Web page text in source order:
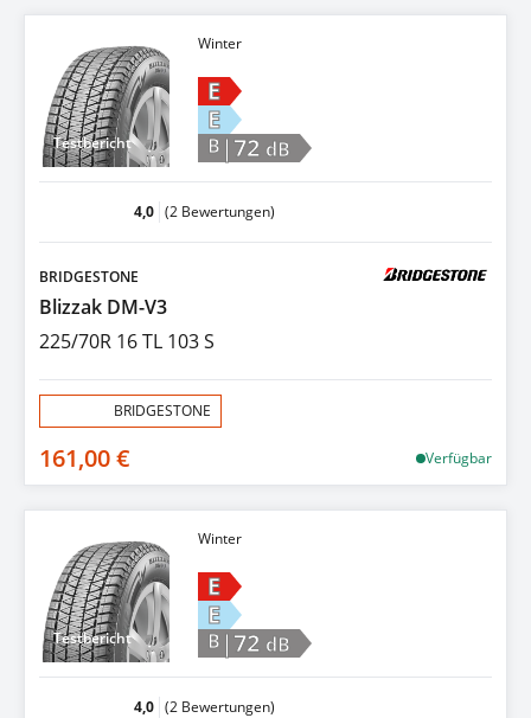
Testbericht
Winter
E
E
B |72 dB
4,0 (2 Bewertungen)
BRIDGESTONE
Blizzak DM-V3
225/70R 16 TL 103 S
BRIDGESTONE
161,00 € Verfügbar
Testbericht
Winter
E
E
B |72 dB
4,0 (2 Bewertungen)